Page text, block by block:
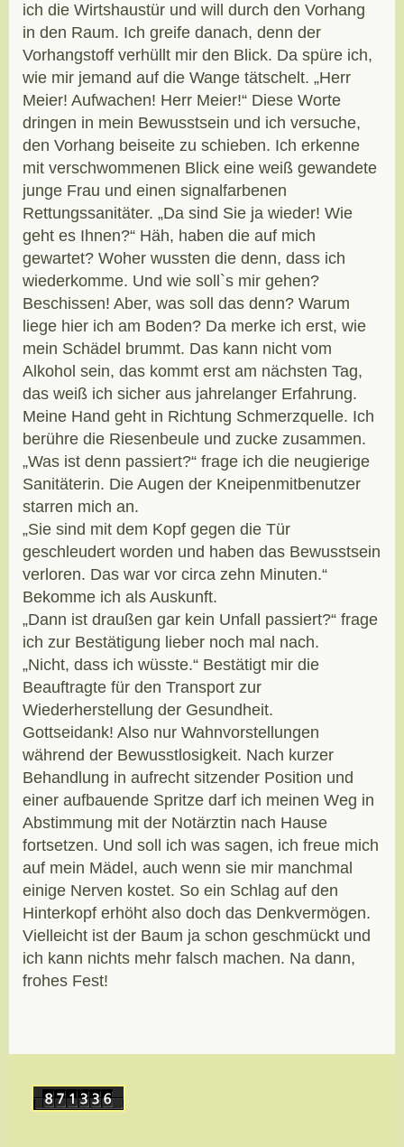
ich die Wirtshaustür und will durch den Vorhang
in den Raum. Ich greife danach, denn der
Vorhangstoff verhüllt mir den Blick. Da spüre ich,
wie mir jemand auf die Wange tätschelt. „Herr
Meier! Aufwachen! Herr Meier!“ Diese Worte
dringen in mein Bewusstsein und ich versuche,
den Vorhang beiseite zu schieben. Ich erkenne
mit verschwommenen Blick eine weiß gewandete
junge Frau und einen signalfarbenen
Rettungssanitäter. „Da sind Sie ja wieder! Wie
geht es Ihnen?“ Häh, haben die auf mich
gewartet? Woher wussten die denn, dass ich
wiederkomme. Und wie soll`s mir gehen?
Beschissen! Aber, was soll das denn? Warum
liege hier ich am Boden? Da merke ich erst, wie
mein Schädel brummt. Das kann nicht vom
Alkohol sein, das kommt erst am nächsten Tag,
das weiß ich sicher aus jahrelanger Erfahrung.
Meine Hand geht in Richtung Schmerzquelle. Ich
berühre die Riesenbeule und zucke zusammen.
„Was ist denn passiert?“ frage ich die neugierige
Sanitäterin. Die Augen der Kneipenmitbenutzer
starren mich an.
„Sie sind mit dem Kopf gegen die Tür
geschleudert worden und haben das Bewusstsein
verloren. Das war vor circa zehn Minuten.“
Bekomme ich als Auskunft.
„Dann ist draußen gar kein Unfall passiert?“ frage
ich zur Bestätigung lieber noch mal nach.
„Nicht, dass ich wüsste.“ Bestätigt mir die
Beauftragte für den Transport zur
Wiederherstellung der Gesundheit.
Gottseidank! Also nur Wahnvorstellungen
während der Bewusstlosigkeit. Nach kurzer
Behandlung in aufrecht sitzender Position und
einer aufbauende Spritze darf ich meinen Weg in
Abstimmung mit der Notärztin nach Hause
fortsetzen. Und soll ich was sagen, ich freue mich
auf mein Mädel, auch wenn sie mir manchmal
einige Nerven kostet. So ein Schlag auf den
Hinterkopf erhöht also doch das Denkvermögen.
Vielleicht ist der Baum ja schon geschmückt und
ich kann nichts mehr falsch machen. Na dann,
frohes Fest!